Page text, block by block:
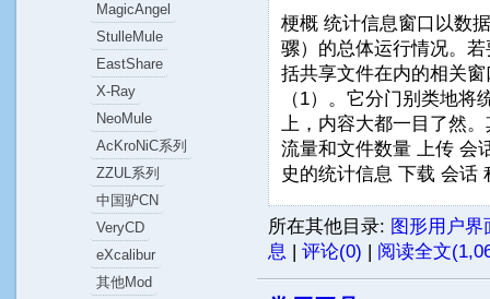
梗概 统计信息窗口以数
骡）的总体运行情况。
括共享文件在内的相关
（1）。它分门别类地
上，内容大都一目了然
流量和文件数量 上传 会
史的统计信息 下载 会
所在其他目录: 图形用户界
息 | 评论(0) | 阅读全文
MagicAngel
StulleMule
EastShare
X-Ray
NeoMule
AcKroNiC系列
ZZUL系列
中国驴CN
VeryCD
eXcalibur
其他Mod